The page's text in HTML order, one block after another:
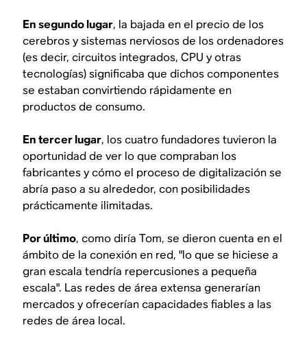
En segundo lugar, la bajada en el precio de los
cerebros y sistemas nerviosos de los ordenadores
(es decir, circuitos integrados, CPU y otras
tecnologías) significaba que dichos componentes
se estaban convirtiendo rápidamente en
productos de consumo.
En tercer lugar, los cuatro fundadores tuvieron la
oportunidad de ver lo que compraban los
fabricantes y cómo el proceso de digitalización se
abría paso a su alrededor, con posibilidades
prácticamente ilimitadas.
Por último, como diría Tom, se dieron cuenta en el
ámbito de la conexión en red, "lo que se hiciese a
gran escala tendría repercusiones a pequeña
escala". Las redes de área extensa generarían
mercados y ofrecerían capacidades fiables a las
redes de área local.